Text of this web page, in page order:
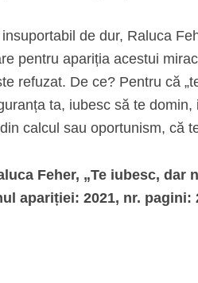
de dur, Raluca
pentru apariția acestui
refuzat. De ce? Pentru că
ta, iubesc să te domin,
calcul sau oportunism, că
Feher, „Te iubesc, dar
apariției: 2021, nr. pagini: